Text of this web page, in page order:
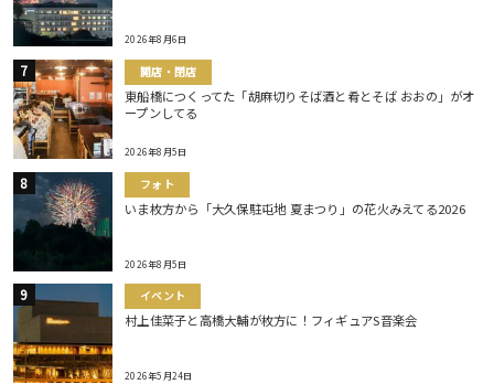
2026年8月6日
開店・閉店
東船橋につくってた「胡麻切りそば酒と肴とそば おおの」がオ
ープンしてる
2026年8月5日
フォト
いま枚方から「大久保駐屯地 夏まつり」の花火みえてる2026
2026年8月5日
イベント
村上佳菜子と高橋大輔が枚方に！フィギュアS音楽会
2026年5月24日